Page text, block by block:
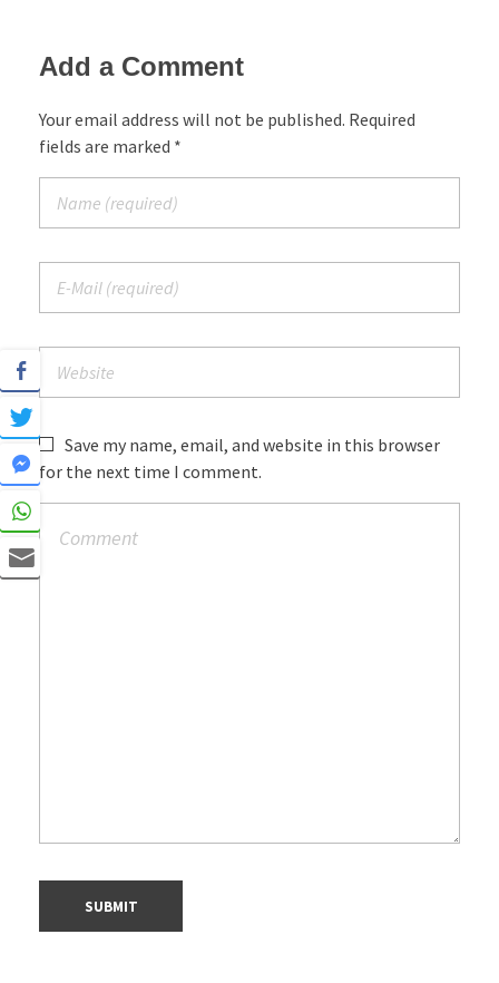
Add a Comment
Your email address will not be published. Required
fields are marked *
Save my name, email, and website in this browser
for the next time I comment.